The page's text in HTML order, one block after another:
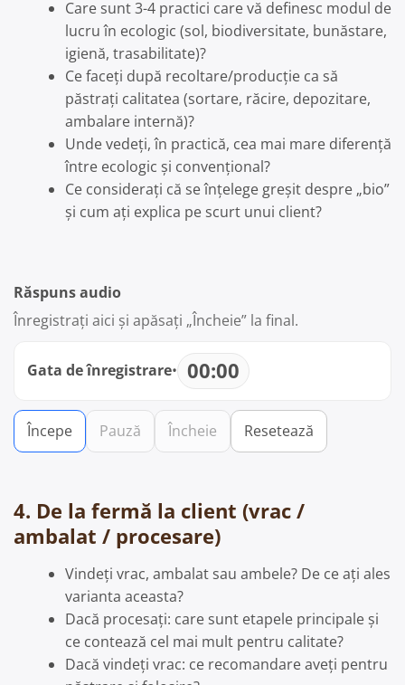
Care sunt 3-4 practici care vă definesc modul de
lucru în ecologic (sol, biodiversitate, bunăstare,
igienă, trasabilitate)?
Ce faceți după recoltare/producție ca să
păstrați calitatea (sortare, răcire, depozitare,
ambalare internă)?
Unde vedeți, în practică, cea mai mare diferență
între ecologic și convențional?
Ce considerați că se înțelege greșit despre „bio”
și cum ați explica pe scurt unui client?
Răspuns audio
Înregistrați aici și apăsați „Încheie” la final.
Gata de înregistrare• 00:00
Începe Pauză Încheie Resetează
4. De la fermă la client (vrac /
ambalat / procesare)
Vindeți vrac, ambalat sau ambele? De ce ați ales
varianta aceasta?
Dacă procesați: care sunt etapele principale și
ce contează cel mai mult pentru calitate?
Dacă vindeți vrac: ce recomandare aveți pentru